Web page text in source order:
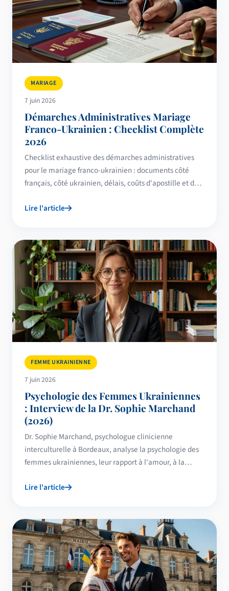
MARIAGE
7 juin 2026
Démarches Administratives Mariage
Franco-Ukrainien : Checklist Complète
2026
Checklist exhaustive des démarches administratives
pour le mariage franco-ukrainien : documents côté
français, côté ukrainien, délais, coûts d'apostille et de
Lire l'article
FEMME UKRAINIENNE
7 juin 2026
Psychologie des Femmes Ukrainiennes
: Interview de la Dr. Sophie Marchand
(2026)
Dr. Sophie Marchand, psychologue clinicienne
interculturelle à Bordeaux, analyse la psychologie des
femmes ukrainiennes, leur rapport à l'amour, à la
Lire l'article